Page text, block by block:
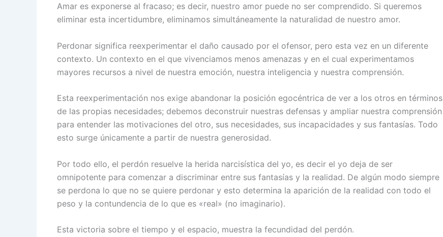
Amar es exponerse al fracaso; es decir, nuestro amor puede no ser comprendido. Si queremos
eliminar esta incertidumbre, eliminamos simultáneamente la naturalidad de nuestro amor.
Perdonar significa reexperimentar el daño causado por el ofensor, pero esta vez en un diferente
contexto. Un contexto en el que vivenciamos menos amenazas y en el cual experimentamos
mayores recursos a nivel de nuestra emoción, nuestra inteligencia y nuestra comprensión.
Esta reexperimentación nos exige abandonar la posición egocéntrica de ver a los otros en términos
de las propias necesidades; debemos deconstruir nuestras defensas y ampliar nuestra comprensión
para entender las motivaciones del otro, sus necesidades, sus incapacidades y sus fantasías. Todo
esto surge únicamente a partir de nuestra generosidad.
Por todo ello, el perdón resuelve la herida narcisística del yo, es decir el yo deja de ser
omnipotente para comenzar a discriminar entre sus fantasías y la realidad. De algún modo siempre
se perdona lo que no se quiere perdonar y esto determina la aparición de la realidad con todo el
peso y la contundencia de lo que es «real» (no imaginario).
Esta victoria sobre el tiempo y el espacio, muestra la fecundidad del perdón.